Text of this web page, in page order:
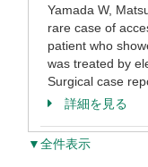
Yamada W,
rare case of
patient who
was treated by
Surgical case
詳細を見る
▼全件表示